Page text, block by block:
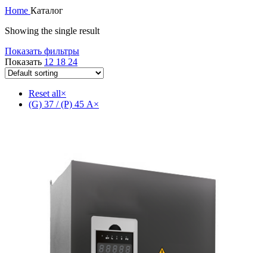
Home Каталог
Showing the single result
Показать фильтры
Показать 12 18 24
Reset all×
(G) 37 / (P) 45 А×